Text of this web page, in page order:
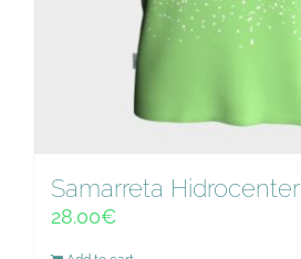
Samarreta Hidrocenter
28.00€